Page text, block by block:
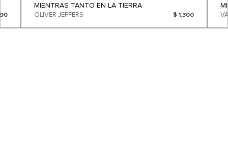
MIENTRAS TANTO EN LA TIERRA
OLIVER JEFFERS $ 1.300